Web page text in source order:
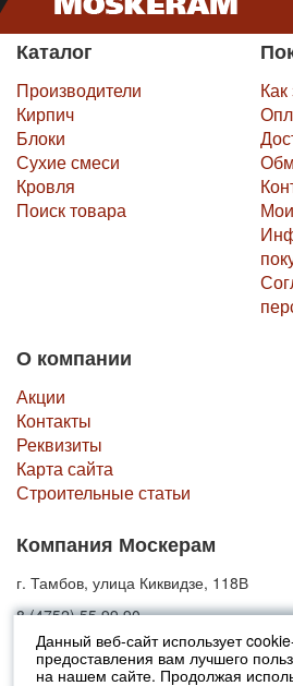
Данный веб-сайт использует
предоставления вам лучшего
на нашем сайте. Продолжая
Каталог
Производители
Кирпич
Блоки
Сухие смеси
Кровля
Поиск товара
Как
О компании
Акции
Контакты
Реквизиты
Карта сайта
Строительные статьи
Компания Москерам
г. Тамбов, улица Киквидзе, 118В
8 (4752) 55 99 90
© 2010-2026 Москерам
Указанные на сайте цены не являются